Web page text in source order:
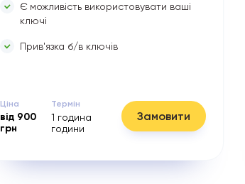
Є можливість використовувати ваші
ключі
Прив'язка б/в ключів
Ціна
від 900
грн
Термін
1 година
години
Замовити